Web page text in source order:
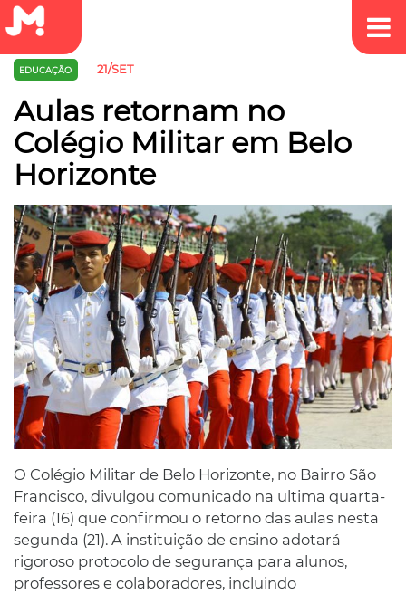
EDUCAÇÃO 21/SET
Aulas retornam no
Colégio Militar em Belo
Horizonte
O Colégio Militar de Belo Horizonte, no Bairro São
Francisco, divulgou comunicado na ultima quarta-
feira (16) que confirmou o retorno das aulas nesta
segunda (21). A instituição de ensino adotará
rigoroso protocolo de segurança para alunos,
professores e colaboradores, incluindo